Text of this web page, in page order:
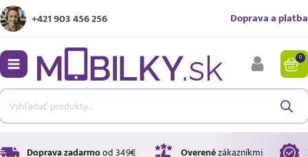
+421 903 456 256 Doprava a platba
0
Doprava zadarmood 349€ Overenézákazníkmi